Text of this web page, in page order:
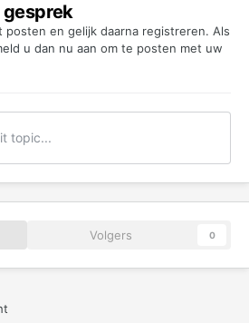
gesprek
en gelijk daarna registreren. Als
u dan nu aan om te posten met uw
topic...
Volgers 0